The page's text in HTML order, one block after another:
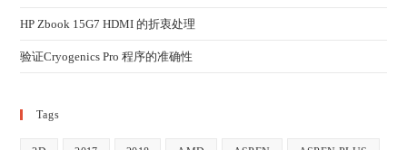
HP Zbook 15G7 HDMI 的折衷处理
验证Cryogenics Pro 程序的准确性
Tags